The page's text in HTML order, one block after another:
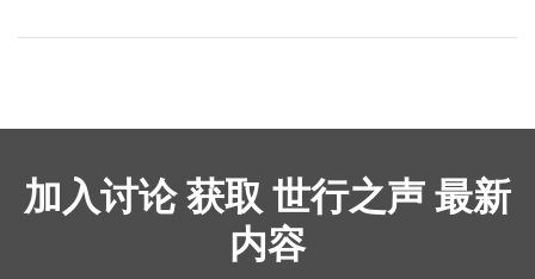
加入讨论 获取 世行之声 最新
内容